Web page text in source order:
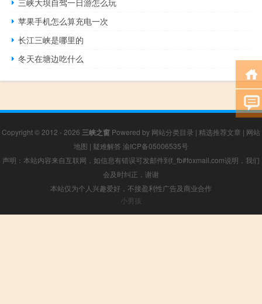
苹果手机怎么算充电一次
长江三峡是哪里的
冬天在塘边吃什么
Copyright © 2012 - 2026 三峡之窗 Powered by 网站分类目录 | 精选推荐文章 | 网站
地图 | 疑难解答 渝ICP备05006535号
声明：本站内容来自互联网，如信息有错误可发邮件到f_fb#foxmail.com说明，我们
会及时纠正，谢谢
本站仅为个人兴趣爱好，不接盈利性广告及商业合作
小男孩